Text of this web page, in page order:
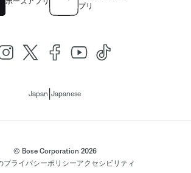
プリ
Japan Japanese
© Bose Corporation 2026
プライバシーポリシーアクセシビリティ